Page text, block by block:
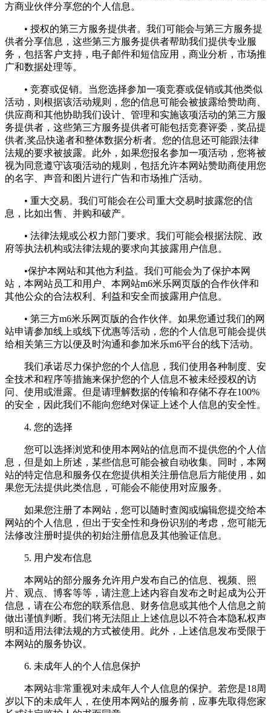
方商业伙伴分享您的个人信息。
• 授权的第三方服务提供者。我们可能会与第三方服务提
供者分享信息，这些第三方服务提供者帮助我们提供专业服
务，包括客户支持，电子邮件和短信应用，商业分析，市场推
广和数据处理等。
• 竞赛或促销。当您选择参加一项竞赛或促销或其他类似
活动，则根据该活动规则，您的信息可能会被披露给赞助商、
供应商和其他协助我们设计、管理和实施该项活动的第三方服
务提供者，这些第三方服务提供者可能包括竞赛评委，奖品提
供者,奖品快递者和整体数据分析者。您的信息还可能跟法律
法规的要求被披露。此外，如果您报名参加一项活动，您将被
视为同意遵守该项活动的规则，包括允许本网站赞助商使用您
的名字、声音和图片进行广告和市场推广活动。
• 重大交易。我们可能会在公司重大交易时披露您的信
息，比如出售、并购和破产。
• 法律法规或公权力部门要求。我们可能会根据法院、政
府等执法机构或法律法规的要求向其披露用户信息。
•保护本网站和其他方利益。我们可能会为了保护本网
站，本网站员工和用户、本网站m6米乐网页版的合作伙伴和
其他公众的合法权利、利益和安全而披露用户信息。
• 第三方m6米乐网页版的合作伙伴。如果您通过我们的网
站申请参加线上或线下优惠等活动，您的个人信息可能会提供
给相关第三方以便及时沟通和参加米乐m6平台的线下活动。
我们承诺尽力保护您的个人信息，我们使用各种制度、安
全技术和程序等措施来保护您的个人信息不被未经授权的访
问、使用或泄露。但是请理解数据的传输和存储不存在100%
的安全，因此我们不能向您绝对保证上述个人信息的安全性。
4. 您的选择
您可以选择浏览和使用本网站的信息而不提供您的个人信
息，但是如上所述，某些信息可能会被自动收集。同时，本网
站的特定信息和服务仅在您提供相关注册信息后方能使用，如
果您无法提供此类信息，可能会不能使用对应服务。
如果您注册了本网站，您可以随时查阅或编辑您提交给本
网站的个人信息，但出于安全性和身份识别的考虑，您可能无
法修改注册时提供的初始注册信息及其他验证信息。
5. 用户发布信息
本网站的部分服务允许用户发布自己的信息、视频、照
片、观点、博客等等，请注意上述内容自发布之时起成为公开
信息，请在公布您的联系信息、财务信息或其他个人信息之前
做出谨慎判断。我们将无法阻止上述信息以不符合本隐私权声
明和适用法律法规的方式被使用。此外，上述信息发布受限于
本网站的服务协议。
6. 未成年人的个人信息保护
本网站非常重视对未成年人个人信息的保护。若您是18周
岁以下的未成年人，在使用本网站的服务前，应事先取得您家